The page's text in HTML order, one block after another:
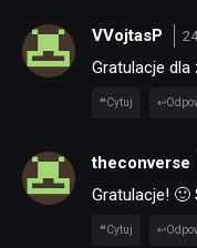
VVojtasP
Gratulacje
Cytuj
theconverse
Gratulacje! 🙂
Cytuj